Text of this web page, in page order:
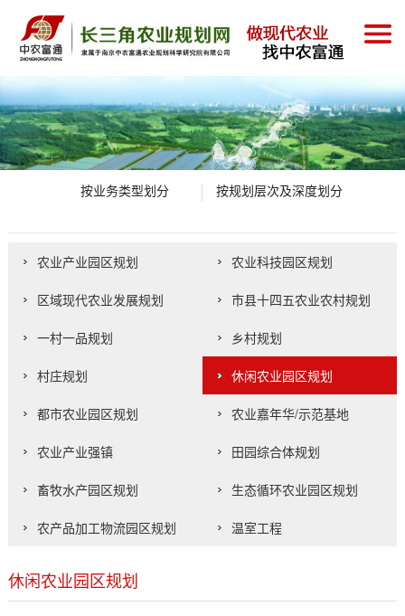
按业务类型划分 按规划层次及深度划分
农业产业园区规划 农业科技园区规划
区域现代农业发展规划 市县十四五农业农村规划
一村一品规划 乡村规划
村庄规划 休闲农业园区规划
都市农业园区规划 农业嘉年华/示范基地
农业产业强镇 田园综合体规划
畜牧水产园区规划 生态循环农业园区规划
农产品加工物流园区规划 温室工程
休闲农业园区规划